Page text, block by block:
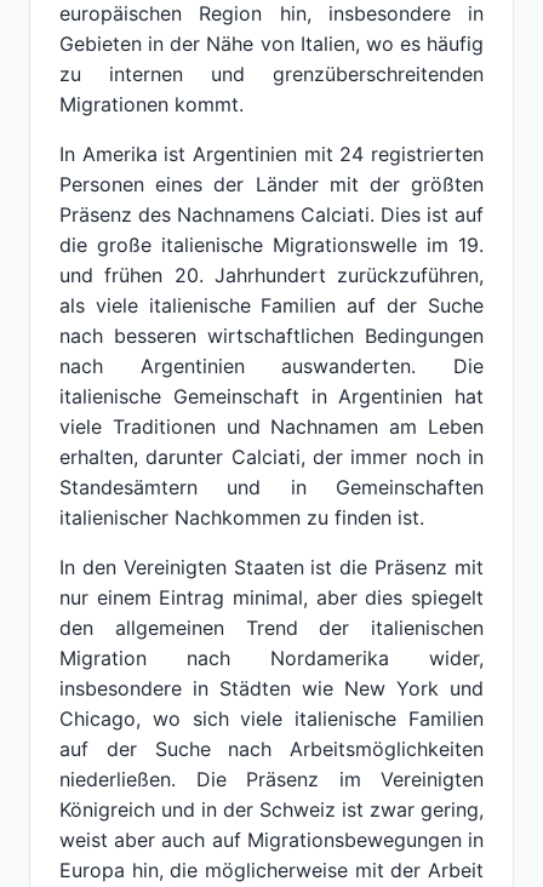
europäischen Region hin, insbesondere in
Gebieten in der Nähe von Italien, wo es häufig
zu internen und grenzüberschreitenden
Migrationen kommt.
In Amerika ist Argentinien mit 24 registrierten
Personen eines der Länder mit der größten
Präsenz des Nachnamens Calciati. Dies ist auf
die große italienische Migrationswelle im 19.
und frühen 20. Jahrhundert zurückzuführen,
als viele italienische Familien auf der Suche
nach besseren wirtschaftlichen Bedingungen
nach Argentinien auswanderten. Die
italienische Gemeinschaft in Argentinien hat
viele Traditionen und Nachnamen am Leben
erhalten, darunter Calciati, der immer noch in
Standesämtern und in Gemeinschaften
italienischer Nachkommen zu finden ist.
In den Vereinigten Staaten ist die Präsenz mit
nur einem Eintrag minimal, aber dies spiegelt
den allgemeinen Trend der italienischen
Migration nach Nordamerika wider,
insbesondere in Städten wie New York und
Chicago, wo sich viele italienische Familien
auf der Suche nach Arbeitsmöglichkeiten
niederließen. Die Präsenz im Vereinigten
Königreich und in der Schweiz ist zwar gering,
weist aber auch auf Migrationsbewegungen in
Europa hin, die möglicherweise mit der Arbeit